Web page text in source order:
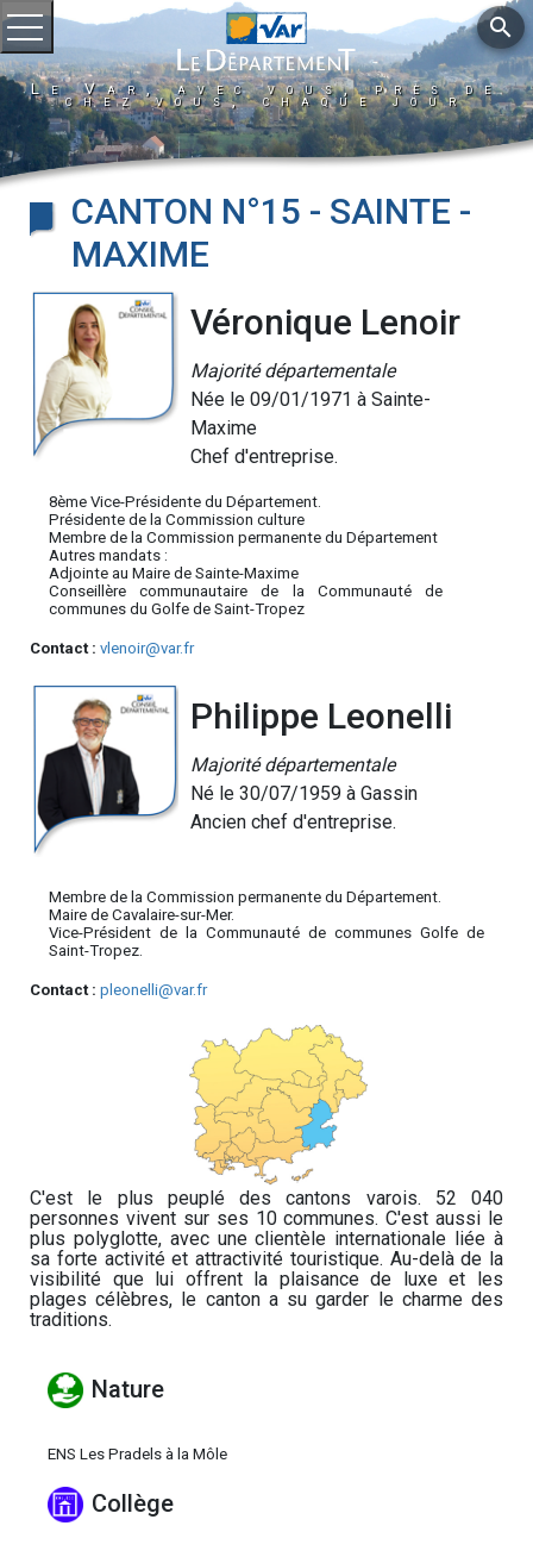
Ouvrir le menu
Le Var, avec vous, près de
chez vous, chaque jour
search
CANTON N°15 - SAINTE -
MAXIME
Véronique Lenoir
Majorité départementale
Née le 09/01/1971 à Sainte-
Maxime
Chef d'entreprise.
8ème Vice-Présidente du Département.
Présidente de la Commission culture
Membre de la Commission permanente du Département
Autres mandats :
Adjointe au Maire de Sainte-Maxime
Conseillère communautaire de la Communauté de
communes du Golfe de Saint-Tropez
Contact : vlenoir@var.fr
Philippe Leonelli
Majorité départementale
Né le 30/07/1959 à Gassin
Ancien chef d'entreprise.
Membre de la Commission permanente du Département.
Maire de Cavalaire-sur-Mer.
Vice-Président de la Communauté de communes Golfe de
Saint-Tropez.
Contact : pleonelli@var.fr
C'est le plus peuplé des cantons varois. 52 040
personnes vivent sur ses 10 communes. C'est aussi le
plus polyglotte, avec une clientèle internationale liée à
sa forte activité et attractivité touristique. Au-delà de la
visibilité que lui offrent la plaisance de luxe et les
plages célèbres, le canton a su garder le charme des
traditions.
Nature
ENS Les Pradels à la Môle
Collège